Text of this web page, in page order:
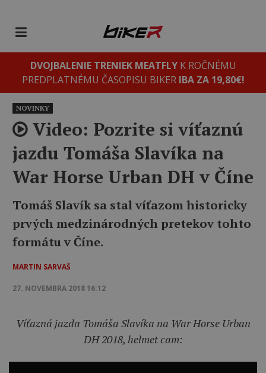
DVOJBALENIE TRENIEK MEATFLYK ROČNÉMU
PREDPLATNÉMU ČASOPISU BIKER IBA ZA 19,80€!
NOVINKY
Video: Pozrite si víťaznú
jazdu Tomáša Slavíka na
War Horse Urban DH v Číne
Tomáš Slavík sa stal víťazom historicky
prvých medzinárodných pretekov tohto
formátu v Číne.
MARTIN SARVAŠ
27. NOVEMBRA 2018 16:12
Víťazná jazda Tomáša Slavíka na War Horse Urban
DH 2018, helmet cam: